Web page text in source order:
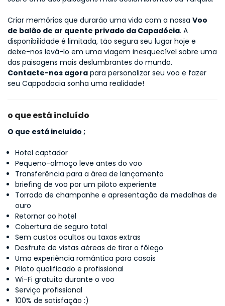
Criar memórias que durarão uma vida com a nossa Voo
de balão de ar quente privado da Capadócia. A
disponibilidade é limitada, tão segura seu lugar hoje e
deixe-nos levá-lo em uma viagem inesquecível sobre uma
das paisagens mais deslumbrantes do mundo.
Contacte-nos agora para personalizar seu voo e fazer
seu Cappadocia sonha uma realidade!
o que está incluído
O que está incluído ;
Hotel captador
Pequeno-almoço leve antes do voo
Transferência para a área de lançamento
briefing de voo por um piloto experiente
Torrada de champanhe e apresentação de medalhas de
ouro
Retornar ao hotel
Cobertura de seguro total
Sem custos ocultos ou taxas extras
Desfrute de vistas aéreas de tirar o fôlego
Uma experiência romântica para casais
Piloto qualificado e profissional
Wi-Fi gratuito durante o voo
Serviço profissional
100% de satisfação :)